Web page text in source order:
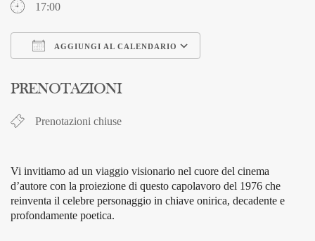
17:00
AGGIUNGI AL CALENDARIO
PRENOTAZIONI
Prenotazioni chiuse
Vi invitiamo ad un viaggio visionario nel cuore del cinema
d’autore con la proiezione di questo capolavoro del 1976 che
reinventa il celebre personaggio in chiave onirica, decadente e
profondamente poetica.